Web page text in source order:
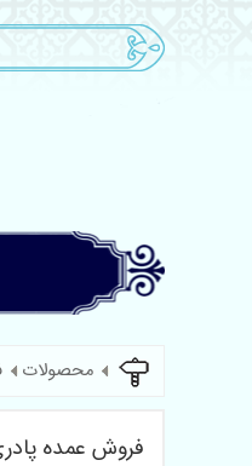
محصولات
فروش عمده